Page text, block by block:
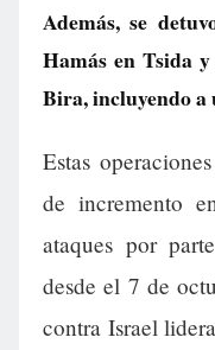
Además, se
Hamás en Tsida
Bira, incluyendo a
Estas
de incremento
ataques por
desde el 7 de
contra Israel